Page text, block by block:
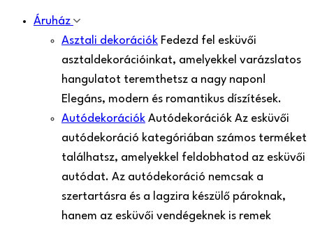
Áruház
Asztali dekorációk Fedezd fel esküvői
asztaldekorációinkat, amelyekkel varázslatos
hangulatot teremthetsz a nagy napon!
Elegáns, modern és romantikus díszítések.
Autódekorációk Autódekorációk Az esküvői
autódekoráció kategóriában számos terméket
találhatsz, amelyekkel feldobhatod az esküvői
autódat. Az autódekoráció nemcsak a
szertartásra és a lagzira készülő pároknak,
hanem az esküvői vendégeknek is remek